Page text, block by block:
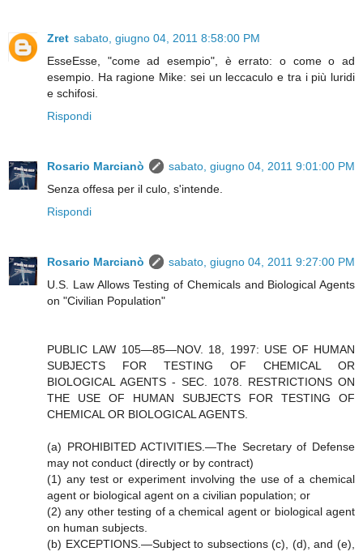
Zret sabato, giugno 04, 2011 8:58:00 PM
EsseEsse, "come ad esempio", è errato: o come o ad
esempio. Ha ragione Mike: sei un leccaculo e tra i più luridi
e schifosi.
Rispondi
Rosario Marcianò
sabato, giugno 04, 2011 9:01:00 PM
Senza offesa per il culo, s'intende.
Rispondi
Rosario Marcianò
sabato, giugno 04, 2011 9:27:00 PM
U.S. Law Allows Testing of Chemicals and Biological Agents
on "Civilian Population"
PUBLIC LAW 105—85—NOV. 18, 1997: USE OF HUMAN
SUBJECTS FOR TESTING OF CHEMICAL OR
BIOLOGICAL AGENTS - SEC. 1078. RESTRICTIONS ON
THE USE OF HUMAN SUBJECTS FOR TESTING OF
CHEMICAL OR BIOLOGICAL AGENTS.
(a) PROHIBITED ACTIVITIES.—The Secretary of Defense
may not conduct (directly or by contract)
(1) any test or experiment involving the use of a chemical
agent or biological agent on a civilian population; or
(2) any other testing of a chemical agent or biological agent
on human subjects.
(b) EXCEPTIONS.—Subject to subsections (c), (d), and (e),